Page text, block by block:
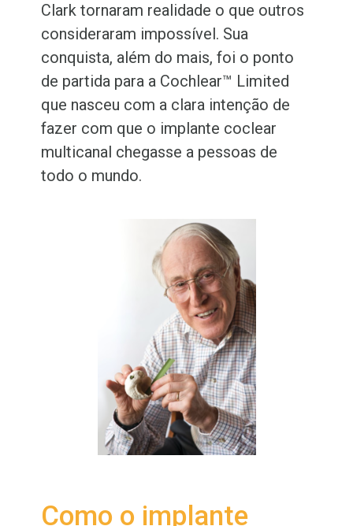
Clark tornaram realidade o que outros
consideraram impossível. Sua
conquista, além do mais, foi o ponto
de partida para a Cochlear™ Limited
que nasceu com a clara intenção de
fazer com que o implante coclear
multicanal chegasse a pessoas de
todo o mundo.
Como o implante